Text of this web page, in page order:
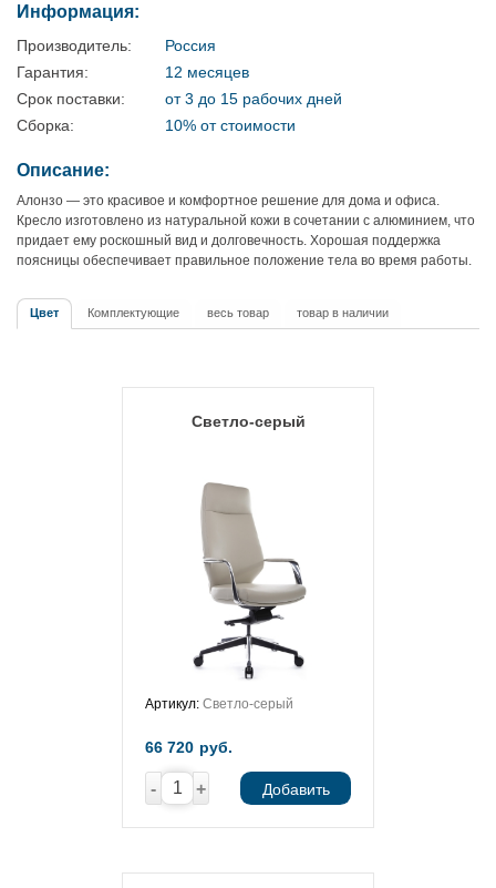
Информация:
Производитель:
Россия
Гарантия:
12 месяцев
Срок поставки:
от 3 до 15 рабочих дней
Сборка:
10% от стоимости
Описание:
Алонзо — это красивое и комфортное решение для дома и офиса.
Кресло изготовлено из натуральной кожи в сочетании с алюминием, что
придает ему роскошный вид и долговечность. Хорошая поддержка
поясницы обеспечивает правильное положение тела во время работы.
Цвет Комплектующие весь товар товар в наличии
Светло-серый
Артикул: Светло-серый
66 720 руб.
- + Добавить